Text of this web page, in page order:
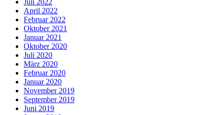
Juli 2022
April 2022
Februar 2022
Oktober 2021
Januar 2021
Oktober 2020
Juli 2020
März 2020
Februar 2020
Januar 2020
November 2019
September 2019
Juni 2019